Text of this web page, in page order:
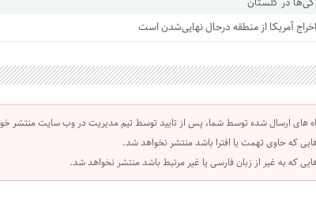
آمریکا از منطقه درحال نهایی‌شدن است
های ارسال شده توسط شما، پس از تایید توسط تیم مدیریت در وب سایت منتشر
که حاوی تهمت یا افترا باشد منتشر نخواهد شد.
که به غیر از زبان فارسی یا غیر مرتبط باشد منتشر نخواهد شد.